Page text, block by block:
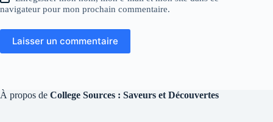
À propos de College Sources : Saveurs et Découvertes